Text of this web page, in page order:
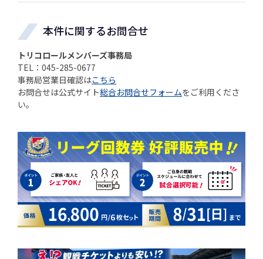
本件に関するお問合せ
トリコロールメンバーズ事務局
TEL：045-285-0677
事務局営業日確認はこちら
お問合せは公式サイト総合お問合せフォームをご利用くださ
い。